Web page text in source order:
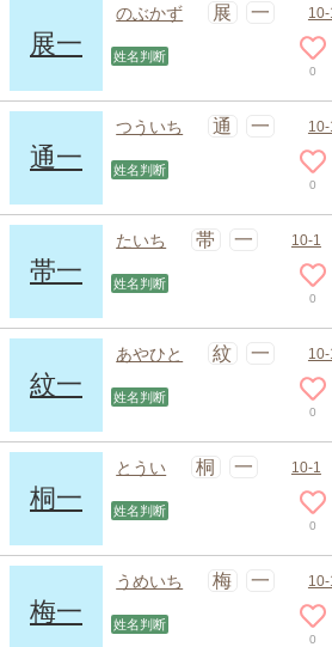
展一
のぶかず 展 一 10-
姓名判断
0
通一
つういち 通 一 10-
姓名判断
0
帯一
たいち 帯 一 10-1
姓名判断
0
紋一
あやひと 紋 一 10-
姓名判断
0
桐一
とうい 桐 一 10-1
姓名判断
0
梅一
うめいち 梅 一 10-
姓名判断
0